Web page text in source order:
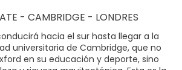
- CAMBRIDGE - LONDRES
hacia el sur hasta llegar a la
universitaria de Cambridge, que no
en su educación y deporte, sino